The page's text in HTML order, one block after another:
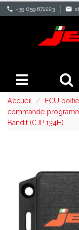
phone +39 059 672223 mail
Accueil ECU
commande
Bandit (CJP 134H)